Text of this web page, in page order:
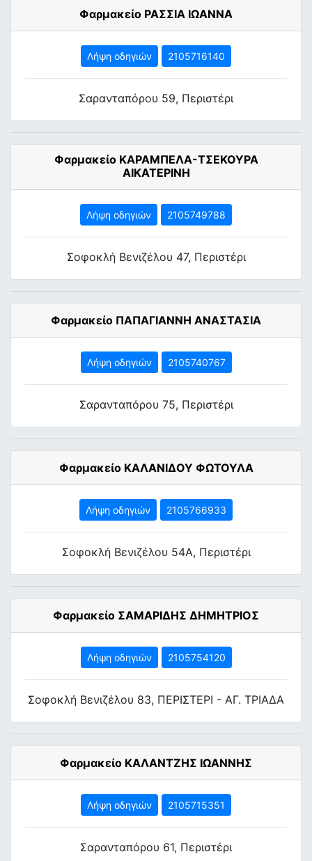
Φαρμακείο ΡΑΣΣΙΑ ΙΩΑΝΝΑ
Λήψη οδηγιών 2105716140
Σαρανταπόρου 59, Περιστέρι
Φαρμακείο ΚΑΡΑΜΠΕΛΑ-ΤΣΕΚΟΥΡΑ
ΑΙΚΑΤΕΡΙΝΗ
Λήψη οδηγιών 2105749788
Σοφοκλή Βενιζέλου 47, Περιστέρι
Φαρμακείο ΠΑΠΑΓΙΑΝΝΗ ΑΝΑΣΤΑΣΙΑ
Λήψη οδηγιών 2105740767
Σαρανταπόρου 75, Περιστέρι
Φαρμακείο ΚΑΛΑΝΙΔΟΥ ΦΩΤΟΥΛΑ
Λήψη οδηγιών 2105766933
Σοφοκλή Βενιζέλου 54Α, Περιστέρι
Φαρμακείο ΣΑΜΑΡΙΔΗΣ ΔΗΜΗΤΡΙΟΣ
Λήψη οδηγιών 2105754120
Σοφοκλή Βενιζέλου 83, ΠΕΡΙΣΤΕΡΙ - ΑΓ. ΤΡΙΑΔΑ
Φαρμακείο ΚΑΛΑΝΤΖΗΣ ΙΩΑΝΝΗΣ
Λήψη οδηγιών 2105715351
Σαρανταπόρου 61, Περιστέρι